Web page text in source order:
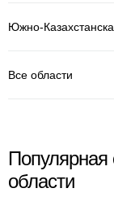
Южно-
Все области
Популярная
области